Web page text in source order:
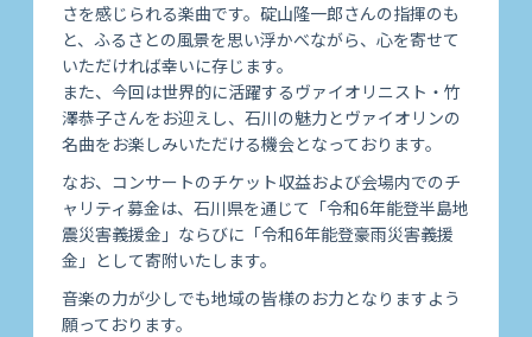
さを感じられる楽曲です。碇山隆一郎さんの指揮のも
と、ふるさとの風景を思い浮かべながら、心を寄せて
いただければ幸いに存じます。
また、今回は世界的に活躍するヴァイオリニスト・竹
澤恭子さんをお迎えし、石川の魅力とヴァイオリンの
名曲をお楽しみいただける機会となっております。
なお、コンサートのチケット収益および会場内でのチ
ャリティ募金は、石川県を通じて「令和6年能登半島地
震災害義援金」ならびに「令和6年能登豪雨災害義援
金」として寄附いたします。
音楽の力が少しでも地域の皆様のお力となりますよう
願っております。